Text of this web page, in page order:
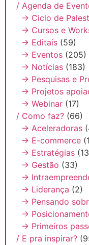
/ Agenda de
→ Ciclo de
→ Cursos e
→ Editais (59)
→ Eventos (205)
→ Notícias (183)
→ Pesquisas e
→ Projetos
→ Webinar (17)
/ Como faz? (66)
→ Aceleradoras
→ E-commerce
→ Estratégias
→ Gestão (33)
→
→ Liderança (2)
→ Pensando
→
→ Primeiros
/ E pra inspirar?